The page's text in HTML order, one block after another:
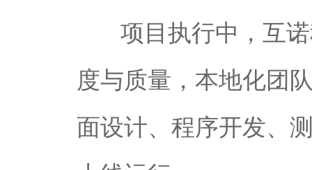
项目执行中，互
度与质量，本地化团
面设计、程序开发、